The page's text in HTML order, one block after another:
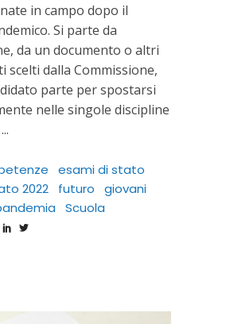
in campo dopo il
Si parte da
da un documento o altri
scelti dalla Commissione,
parte per spostarsi
nelle singole discipline
esami di stato
2022
futuro
giovani
Scuola